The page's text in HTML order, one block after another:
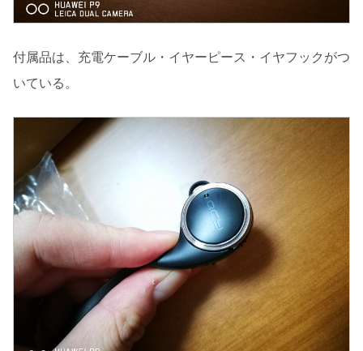
付属品は、充電ケーブル・イヤーピース・イヤフックがつ
いている。